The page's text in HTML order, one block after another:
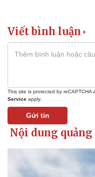
Viết bình luận
This site is protected by reCAPTCHA
Service apply.
Gửi tin